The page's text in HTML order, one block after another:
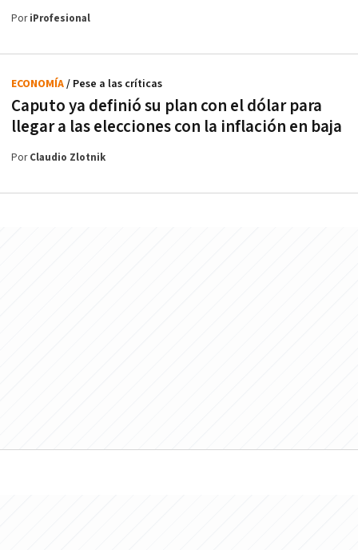
PoriProfesional
Caputo ya definió su plan con el dólar para
llegar a las elecciones con la inflación en baja
ECONOMÍA/ Pese a las críticas
PorClaudio Zlotnik